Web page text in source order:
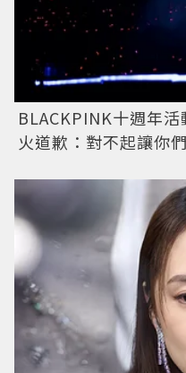
BLACKPINK十週年
火道歉：對不起讓你